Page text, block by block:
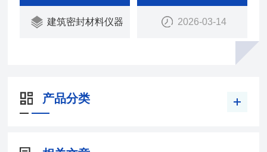
瑞中亚试验仪器
建筑密封材料仪器 2026-03-14
产品分类